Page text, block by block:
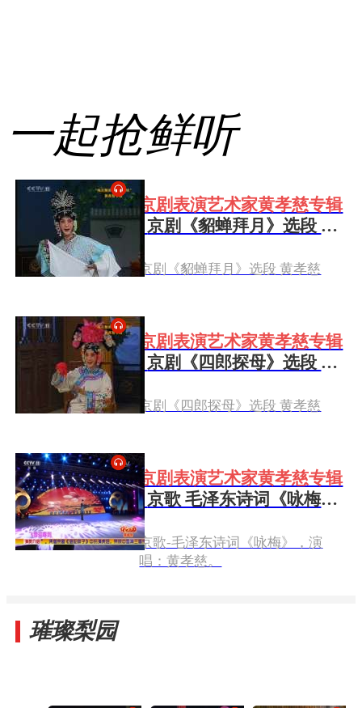
一起抢鲜听
京剧表演艺术家黄孝慈专辑
|京剧《貂蝉拜月》选段 黄
京剧《貂蝉拜月》选段 黄孝慈
京剧表演艺术家黄孝慈专辑
|京剧《四郎探母》选段 黄
京剧《四郎探母》选段 黄孝慈
京剧表演艺术家黄孝慈专辑
|京歌 毛泽东诗词《咏梅》
演唱：黄孝慈
京歌-毛泽东诗词《咏梅》，演
唱：黄孝慈。
璀璨梨园